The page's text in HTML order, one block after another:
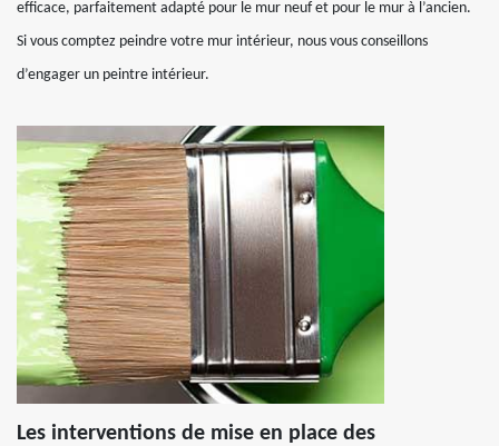
efficace, parfaitement adapté pour le mur neuf et pour le mur à l’ancien.
Si vous comptez peindre votre mur intérieur, nous vous conseillons
d’engager un peintre intérieur.
Les interventions de mise en place des